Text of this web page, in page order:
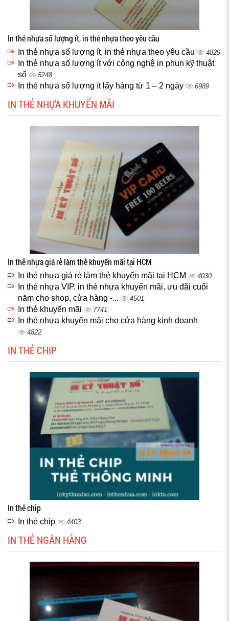
In thẻ nhựa số lượng ít, in thẻ nhựa theo yêu cầu
In thẻ nhựa số lượng ít, in thẻ nhựa theo yêu cầu 4829
In thẻ nhựa số lượng ít với công nghệ in phun kỹ thuật
số
5248
In thẻ nhựa số lượng ít lấy hàng từ 1 – 2 ngày 6989
IN THẺ NHỰA KHUYẾN MÃI
In thẻ nhựa giá rẻ làm thẻ khuyến mãi tại HCM
In thẻ nhựa giá rẻ làm thẻ khuyến mãi tại HCM 4030
In thẻ nhựa VIP, in thẻ nhựa khuyến mãi, ưu đãi cuối
năm cho shop, cửa hàng -...
4501
In thẻ khuyến mãi 7741
In thẻ nhựa khuyến mãi cho cửa hàng kinh doanh
4822
IN THẺ CHIP
In thẻ chip
In thẻ chip 4403
IN THẺ NGÂN HÀNG